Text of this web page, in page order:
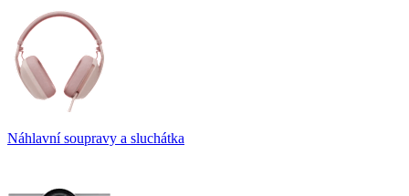
Náhlavní soupravy a sluchátka